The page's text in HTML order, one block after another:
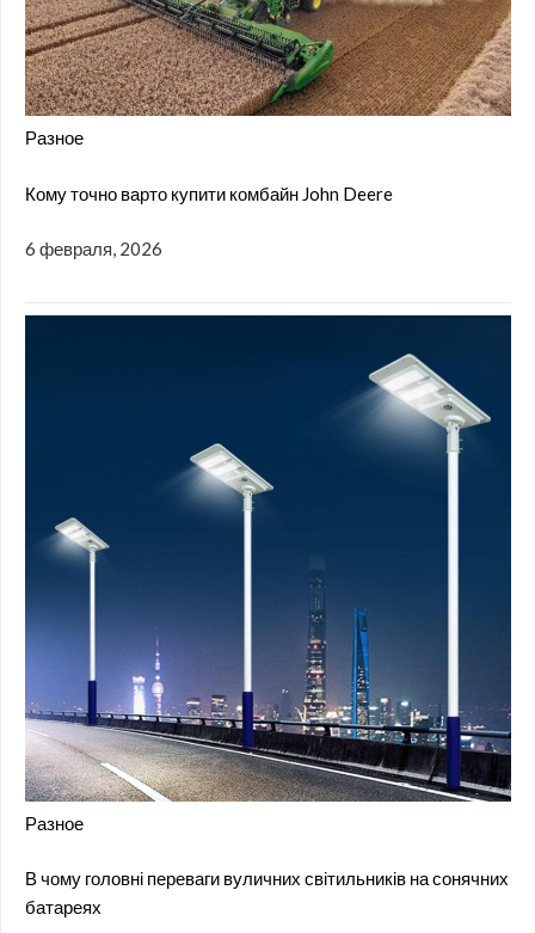
Разное
Кому точно варто купити комбайн John Deere
6 февраля, 2026
Разное
В чому головні переваги вуличних світильників на сонячних
батареях